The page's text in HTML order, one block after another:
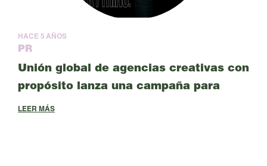
HACE 5 AÑOS
PR
Unión global de agencias creativas con
propósito lanza una campaña para
“cambiar el storytelling” de la crisis
LEER MÁS